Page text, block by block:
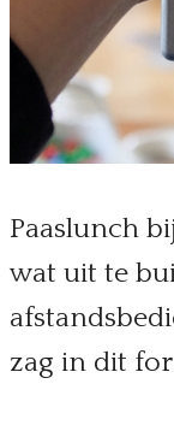
Paaslunch
wat uit te
zag in dit